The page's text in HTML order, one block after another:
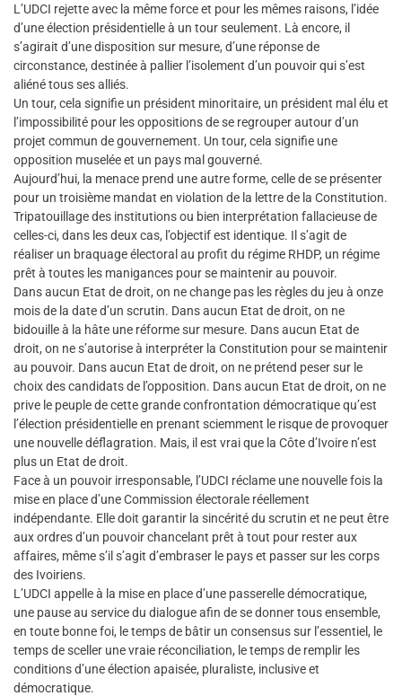
L’UDCI rejette avec la même force et pour les mêmes raisons, l’idée
d’une élection présidentielle à un tour seulement. Là encore, il
s’agirait d’une disposition sur mesure, d’une réponse de
circonstance, destinée à pallier l’isolement d’un pouvoir qui s’est
aliéné tous ses alliés.
Un tour, cela signifie un président minoritaire, un président mal élu et
l’impossibilité pour les oppositions de se regrouper autour d’un
projet commun de gouvernement. Un tour, cela signifie une
opposition muselée et un pays mal gouverné.
Aujourd’hui, la menace prend une autre forme, celle de se présenter
pour un troisième mandat en violation de la lettre de la Constitution.
Tripatouillage des institutions ou bien interprétation fallacieuse de
celles-ci, dans les deux cas, l’objectif est identique. Il s’agit de
réaliser un braquage électoral au profit du régime RHDP, un régime
prêt à toutes les manigances pour se maintenir au pouvoir.
Dans aucun Etat de droit, on ne change pas les règles du jeu à onze
mois de la date d’un scrutin. Dans aucun Etat de droit, on ne
bidouille à la hâte une réforme sur mesure. Dans aucun Etat de
droit, on ne s’autorise à interpréter la Constitution pour se maintenir
au pouvoir. Dans aucun Etat de droit, on ne prétend peser sur le
choix des candidats de l’opposition. Dans aucun Etat de droit, on ne
prive le peuple de cette grande confrontation démocratique qu’est
l’élection présidentielle en prenant sciemment le risque de provoquer
une nouvelle déflagration. Mais, il est vrai que la Côte d’Ivoire n’est
plus un Etat de droit.
Face à un pouvoir irresponsable, l’UDCI réclame une nouvelle fois la
mise en place d’une Commission électorale réellement
indépendante. Elle doit garantir la sincérité du scrutin et ne peut être
aux ordres d’un pouvoir chancelant prêt à tout pour rester aux
affaires, même s’il s’agit d’embraser le pays et passer sur les corps
des Ivoiriens.
L’UDCI appelle à la mise en place d’une passerelle démocratique,
une pause au service du dialogue afin de se donner tous ensemble,
en toute bonne foi, le temps de bâtir un consensus sur l’essentiel, le
temps de sceller une vraie réconciliation, le temps de remplir les
conditions d’une élection apaisée, pluraliste, inclusive et
démocratique.